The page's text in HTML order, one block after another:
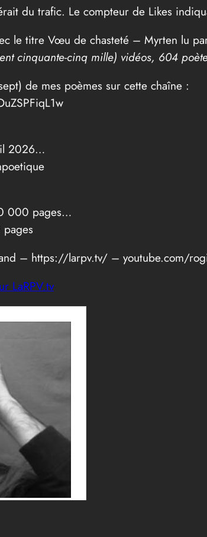
du trafic. Le compteur de Likes
le titre Vœu de chasteté – Myrten lu
cinquante-cinq mille) vidéos, 604
de mes poèmes sur cette chaîne :
2026…
000 pages…
– https://larpv.tv/ – youtube.com/
LaRPV.tv